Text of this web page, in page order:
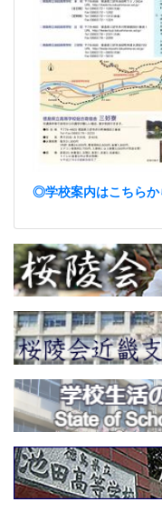
◎学校案内はこちらか